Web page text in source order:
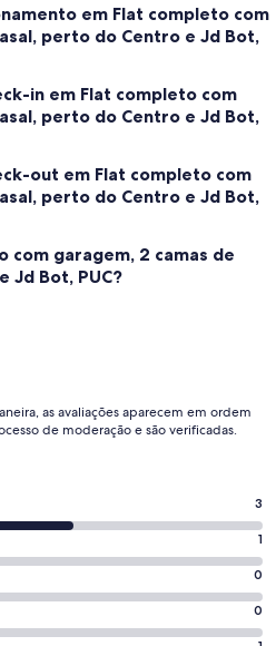
em Flat completo com
perto do Centro e Jd Bot,
in em Flat completo com
perto do Centro e Jd Bot,
out em Flat completo com
perto do Centro e Jd Bot,
com garagem, 2 camas de
Jd Bot, PUC?
as avaliações aparecem em ordem
de moderação e são verificadas.
3
1
0
0